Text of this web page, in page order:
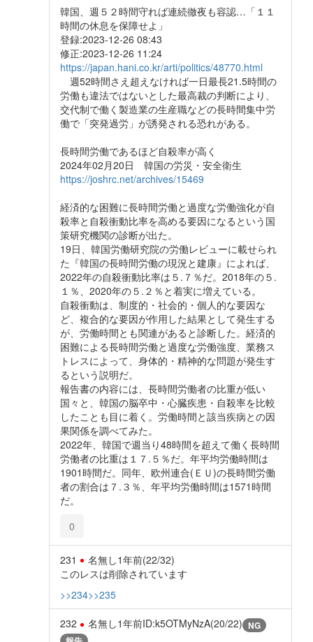
韓国、週５２時間守れば連続徹夜も容認…「１１
時間の休息を保障せよ」
登録:2023-12-26 08:43
修正:2023-12-26 11:24
https://japan.hani.co.kr/arti/politics/48770.html
週52時間さえ超えなければ一日最長21.5時間の
労働も違法ではないとした最高裁の判断により、
交代制で働く製造業の生産職などの長時間集中労
働で「突発過労」が誘発される恐れがある。
長時間労働であるほど自殺率が高く
2024年02月20日 韓国の労災・安全衛生
https://joshrc.net/archives/15469
経済的な困難に長時間労働と過度な労働強化が自
殺率と自殺衝動比率を高める要因になるという国
策研究機関の診断が出た。
19日、韓国労働研究院の労働レビューに載せられ
た『韓国の長時間労働の現況と建康』によれば、
2022年の自殺衝動比率は５.７％だ。2018年の５.
１％、2020年の５.２％と着実に増えている。
自殺衝動は、制度的・社会的・個人的な要因な
ど、複合的な要因が作用した結果として発生する
が、労働時間とも関連があると診断した。経済的
困難による長時間労働と過度な労働強度、業務ス
トレスによって、身体的・精神的な問題が発生す
るという説明だ。
報告書の内容には、長時間労働者の比重が低い
国々と、韓国の脳卒中・心臓疾患・自殺率を比較
したことも目に着く。労働時間と該当疾病との因
果関係を調べてみた。
2022年、韓国で週当り48時間を超えて働く長時間
労働者の比重は１７.５％だ。年平均労働時間は
1901時間だ。同年、欧州連合(ＥＵ)の長時間労働
者の割合は７.３％、年平均労働時間は1571時間
だ。
0
231 名無し1年前(22/32)
このレスは削除されています
>>234>>235
232 名無し1年前ID:k5OTMyNzA(20/22) NG